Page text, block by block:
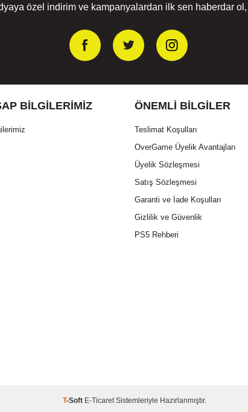
özel indirim ve kampanyalardan ilk sen haberdar ol,
BILGILERIMIZ ÖNEMLI BILGILER
Teslimat Koşulları
OverGame Üyelik Avantajları
Üyelik Sözleşmesi
Satış Sözleşmesi
Garanti ve İade Koşulları
Gizlilik ve Güvenlik
PS5 Rehberi
T-Soft E-Ticaret Sistemleriyle Hazırlanmıştır.